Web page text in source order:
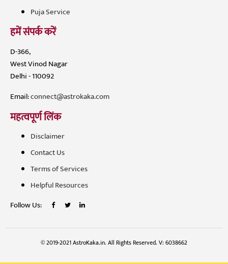
Puja Service
हमें संपर्क करें
D-366,
West Vinod Nagar
Delhi - 110092
Email:connect@astrokaka.com
महत्वपूर्ण लिंक
Disclaimer
Contact Us
Terms of Services
Helpful Resources
Follow Us:
© 2019-2021 AstroKaka.in. All Rights Reserved. V: 6038662